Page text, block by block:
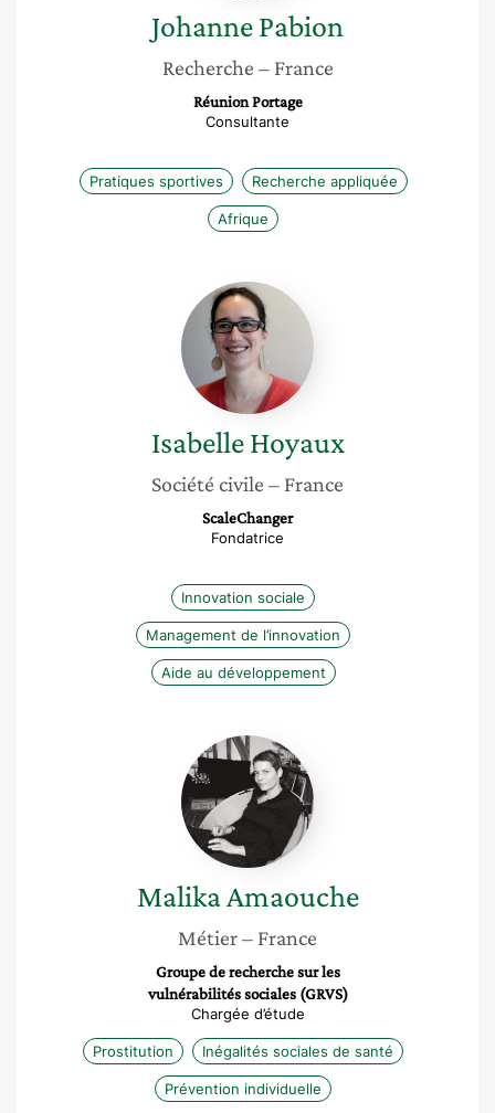
JohannePabion
Recherche – France
Réunion Portage
Consultante
Pratiques sportives Recherche appliquée
Afrique
Isabelle
Hoyaux
Isabelle Hoyaux
Société civile – France
ScaleChanger
Fondatrice
Innovation sociale
Management de l’innovation
Aide au développement
Malika
Amaouche
MalikaAmaouche
Métier– France
Groupe de recherche sur les
vulnérabilités sociales (GRVS)
Chargée d’étude
Prostitution Inégalités sociales de santé
Prévention individuelle